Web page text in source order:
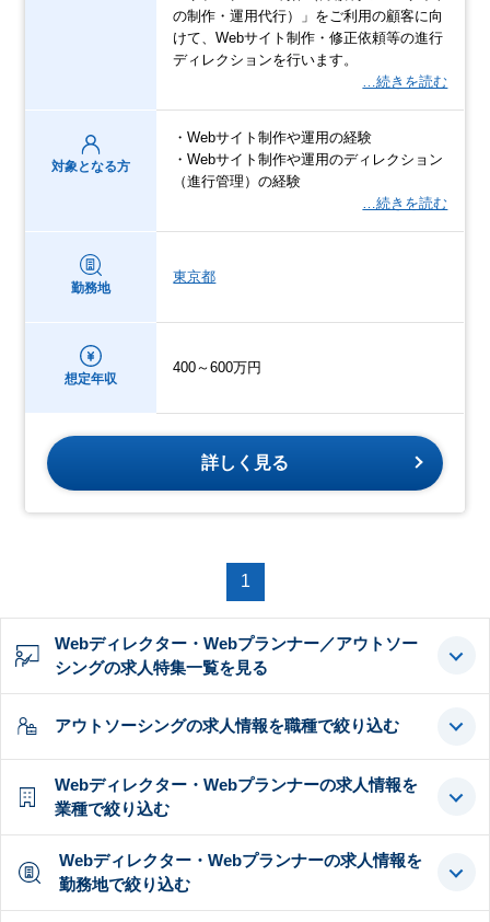
の制作・運用代行）」をご利用の顧客に向
けて、Webサイト制作・修正依頼等の進行
ディレクションを行います。
…続きを読む
対象となる方
・Webサイト制作や運用の経験
・Webサイト制作や運用のディレクション
（進行管理）の経験
…続きを読む
勤務地
東京都
想定年収
400～600万円
詳しく見る
1
Webディレクター・Webプランナー／アウトソー
シングの求人特集一覧を見る
アウトソーシングの求人情報を職種で絞り込む
Webディレクター・Webプランナーの求人情報を
業種で絞り込む
Webディレクター・Webプランナーの求人情報を
勤務地で絞り込む